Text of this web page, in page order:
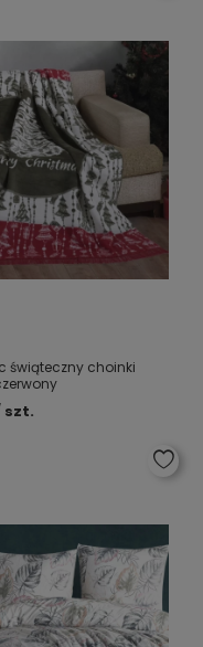
świąteczny choinki
szt.